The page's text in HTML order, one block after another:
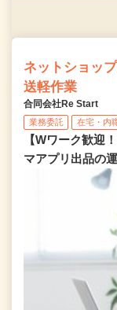
ネットショッ
送軽作業
合同会社Re Start
業務委託 在宅・内
【Wワーク歓迎
マアプリ出品の